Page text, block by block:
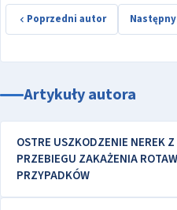
Poprzedni autor
Artykuły autora
OSTRE USZKODZENIE NEREK
PRZEBIEGU ZAKAŻENIA
PRZYPADKÓW